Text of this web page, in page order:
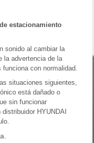
estacionamiento
sonido al cambiar la
la advertencia de la
con normalidad.
situaciones siguientes,
está dañado o
sin funcionar
HYUNDAI